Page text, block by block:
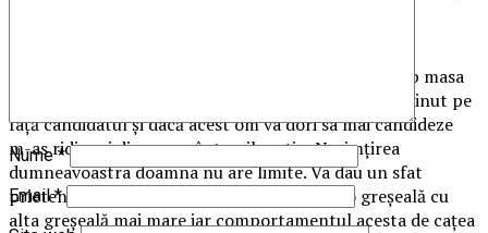
Pe mine nu ma cheamă Cătălina sa bat palma pe sub masa
cu toate partidele în interes propriu. Eu mi-am susținut pe
față candidatul și dacă acest om va dori sa mai candideze
m-as ridica si din mormânt sa il susțin. Nesimțirea
dumneavoastra doamna nu are limite. Va dau un sfat
prietenesc. Aveti mare grija ca va acoperiți o greșeală cu
alta greșeală mai mare iar comportamentul acesta de cațea
Nume*
Email*